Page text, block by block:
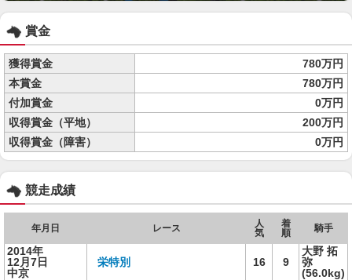
賞金
獲得賞金
780万円
本賞金
780万円
付加賞金
0万円
収得賞金（平地）
200万円
収得賞金（障害）
0万円
競走成績
年月日 レース
人
気
着
順
騎手
2014年
12月7日
中京
栄特別 16 9
大野 拓
弥
(56.0kg)